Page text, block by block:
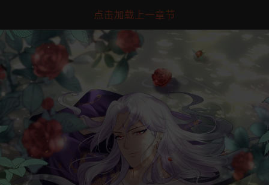
点击加载上一章节